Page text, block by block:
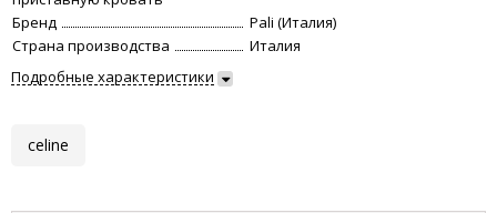
Бренд
Pali (Италия)
Страна производства
Италия
Подробные характеристики
celine